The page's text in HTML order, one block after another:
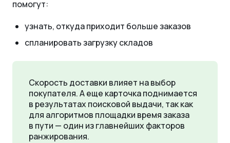
помогут:
узнать, откуда приходит больше заказов
спланировать загрузку складов
Скорость доставки влияет на выбор
покупателя. А еще карточка поднимается
в результатах поисковой выдачи, так как
для алгоритмов площадки время заказа
в пути — один из главнейших факторов
ранжирования.